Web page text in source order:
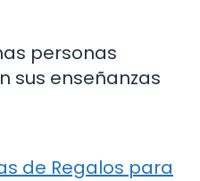
personas
sus enseñanzas
de Regalos para